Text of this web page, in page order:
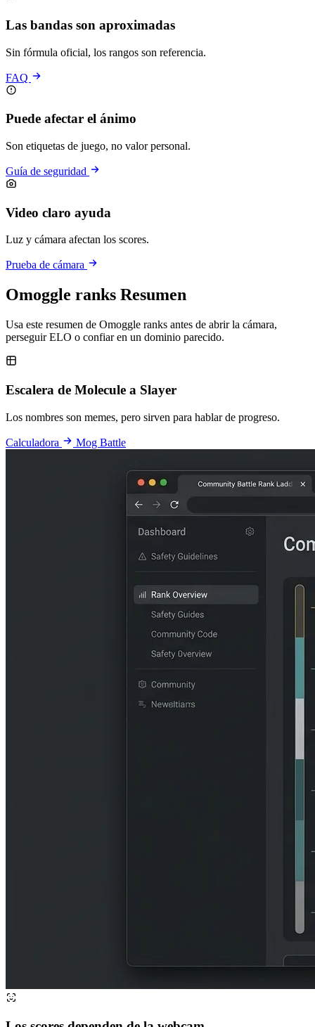
Las bandas son aproximadas
Sin fórmula oficial, los rangos son referencia.
FAQ
Puede afectar el ánimo
Son etiquetas de juego, no valor personal.
Guía de seguridad
Video claro ayuda
Luz y cámara afectan los scores.
Prueba de cámara
Omoggle ranks Resumen
Usa este resumen de Omoggle ranks antes de abrir la cámara,
perseguir ELO o confiar en un dominio parecido.
Escalera de Molecule a Slayer
Los nombres son memes, pero sirven para hablar de progreso.
Calculadora Mog Battle